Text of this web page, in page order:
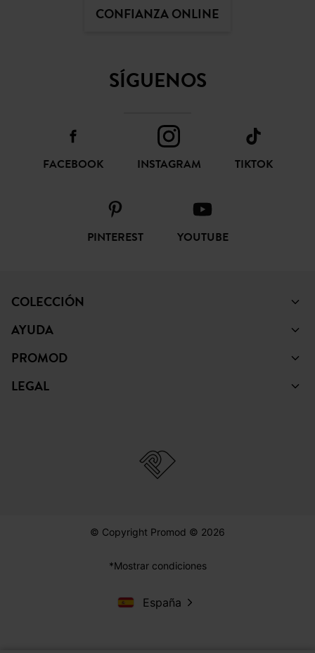
CONFIANZA ONLINE
SÍGUENOS
FACEBOOK INSTAGRAM TIKTOK
PINTEREST YOUTUBE
COLECCIÓN
AYUDA
PROMOD
LEGAL
© Copyright Promod © 2026
*Mostrar condiciones
España